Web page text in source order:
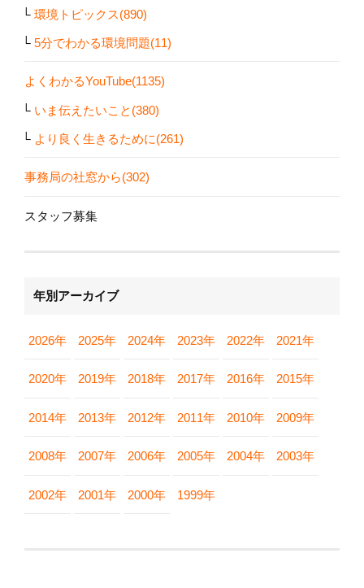
環境トピックス(890)
5分でわかる環境問題(11)
よくわかるYouTube(1135)
いま伝えたいこと(380)
より良く生きるために(261)
事務局の社窓から(302)
スタッフ募集
年別アーカイブ
2026年 2025年 2024年 2023年 2022年 2021年
2020年 2019年 2018年 2017年 2016年 2015年
2014年 2013年 2012年 2011年 2010年 2009年
2008年 2007年 2006年 2005年 2004年 2003年
2002年 2001年 2000年 1999年